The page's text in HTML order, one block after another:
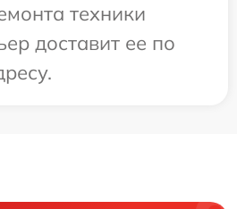
техники
доставит ее по